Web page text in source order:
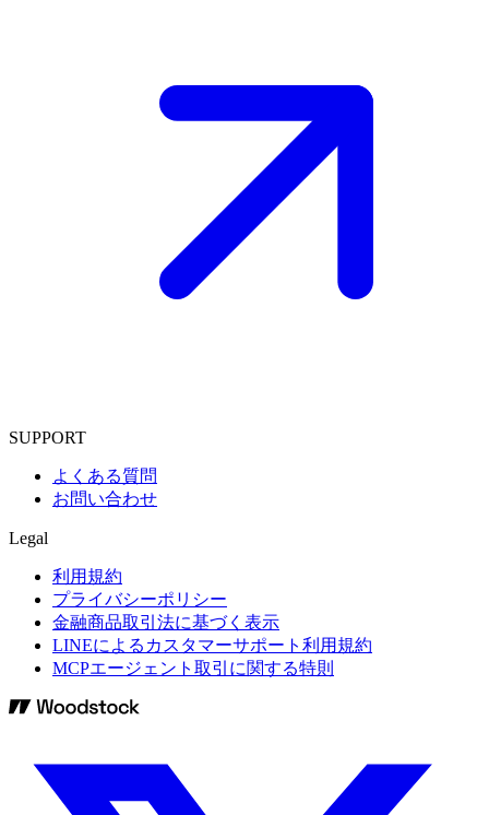
SUPPORT
よくある質問
お問い合わせ
Legal
利用規約
プライバシーポリシー
金融商品取引法に基づく表示
LINEによるカスタマーサポート利用規約
MCPエージェント取引に関する特則